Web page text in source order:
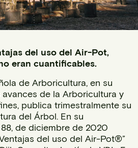
del uso del Air-Pot,
eran cuantificables.
de Arboricultura, en su
de la Arboricultura y
publica trimestralmente su
del Árbol. En su
de diciembre de 2020
del uso del Air-Pot®”